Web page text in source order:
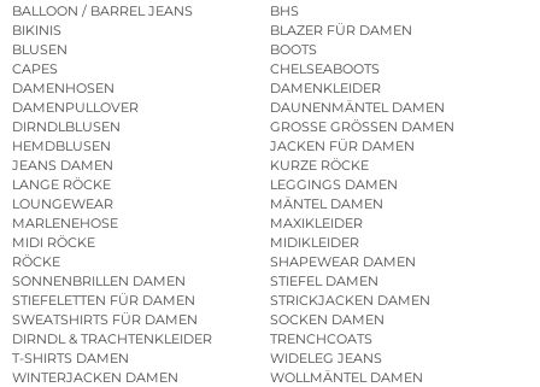
BALLOON / BARREL JEANS
BHS
BIKINIS
BLAZER FÜR DAMEN
BLUSEN
BOOTS
CAPES
CHELSEABOOTS
DAMENHOSEN
DAMENKLEIDER
DAMENPULLOVER
DAUNENMÄNTEL DAMEN
DIRNDLBLUSEN
GROSSE GRÖSSEN DAMEN
HEMDBLUSEN
JACKEN FÜR DAMEN
JEANS DAMEN
KURZE RÖCKE
LANGE RÖCKE
LEGGINGS DAMEN
LOUNGEWEAR
MÄNTEL DAMEN
MARLENEHOSE
MAXIKLEIDER
MIDI RÖCKE
MIDIKLEIDER
RÖCKE
SHAPEWEAR DAMEN
SONNENBRILLEN DAMEN
STIEFEL DAMEN
STIEFELETTEN FÜR DAMEN
STRICKJACKEN DAMEN
SWEATSHIRTS FÜR DAMEN
SOCKEN DAMEN
DIRNDL & TRACHTENKLEIDER
TRENCHCOATS
T-SHIRTS DAMEN
WIDELEG JEANS
WINTERJACKEN DAMEN
WOLLMÄNTEL DAMEN